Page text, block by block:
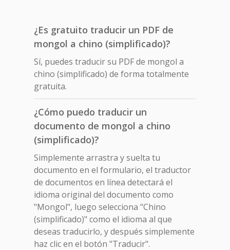
¿Es gratuito traducir un PDF de
mongol a chino (simplificado)?
Sí, puedes traducir su PDF de mongol a
chino (simplificado) de forma totalmente
gratuita.
¿Cómo puedo traducir un
documento de mongol a chino
(simplificado)?
Simplemente arrastra y suelta tu
documento en el formulario, el traductor
de documentos en línea detectará el
idioma original del documento como
"Mongol", luego selecciona "Chino
(simplificado)" como el idioma al que
deseas traducirlo, y después simplemente
haz clic en el botón "Traducir".